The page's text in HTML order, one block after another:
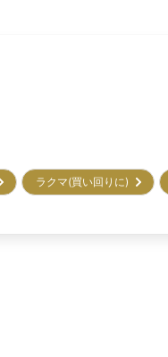
ラクマ(買い回りに)